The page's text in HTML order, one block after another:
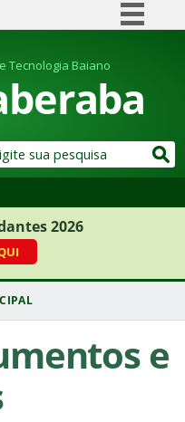
Comunica BR
Participe
Legislação
Tecnologia Baiano
2026
e